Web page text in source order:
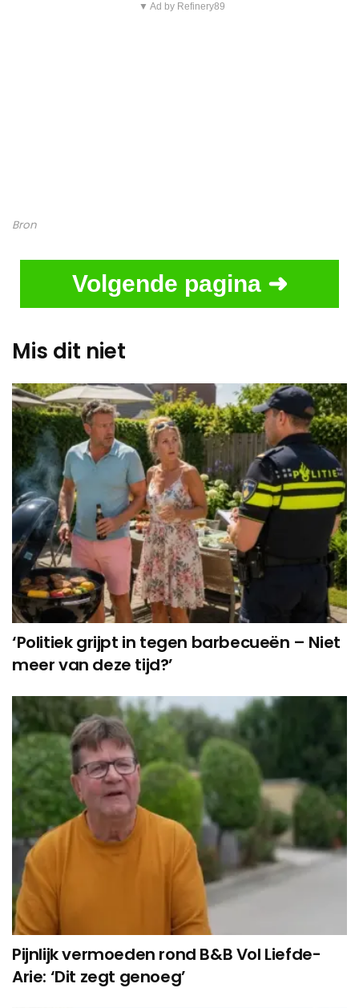
▼ Ad by Refinery89
Bron
Volgende pagina ➜
Mis dit niet
‘Politiek grijpt in tegen barbecueën – Niet
meer van deze tijd?’
Pijnlijk vermoeden rond B&B Vol Liefde-
Arie: ‘Dit zegt genoeg’